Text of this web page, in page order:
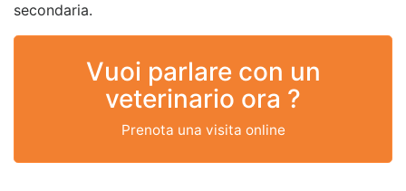
secondaria.
Vuoi parlare con un
veterinario ora ?
Prenota una visita online